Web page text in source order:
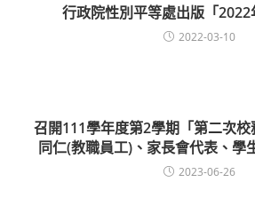
行政院性別平等處出版「2022
2022-03-10
召開111學年度第2學期「第二次
同仁(教職員工)、家長會代表、學
2023-06-26